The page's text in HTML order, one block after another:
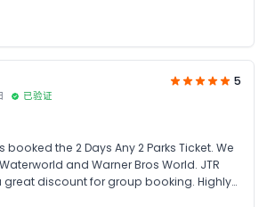
已验证
5
the 2 Days Any 2 Parks Ticket. We
and Warner Bros World. JTR
great discount for group booking. Highly